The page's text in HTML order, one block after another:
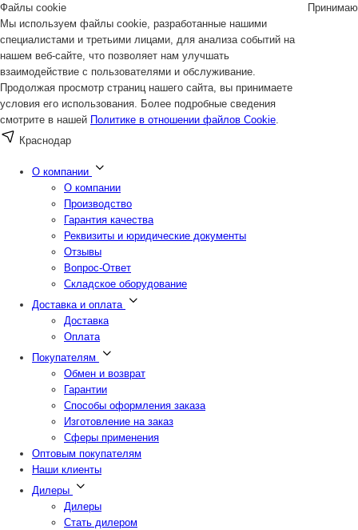
Файлы cookie
Мы используем файлы cookie, разработанные нашими
специалистами и третьими лицами, для анализа событий на
нашем веб-сайте, что позволяет нам улучшать
взаимодействие с пользователями и обслуживание.
Продолжая просмотр страниц нашего сайта, вы принимаете
условия его использования. Более подробные сведения
смотрите в нашей Политике в отношении файлов Cookie.
Принимаю
Краснодар
О компании
О компании
Производство
Гарантия качества
Реквизиты и юридические документы
Отзывы
Вопрос-Ответ
Складское оборудование
Доставка и оплата
Доставка
Оплата
Покупателям
Обмен и возврат
Гарантии
Способы оформления заказа
Изготовление на заказ
Сферы применения
Оптовым покупателям
Наши клиенты
Дилеры
Дилеры
Стать дилером